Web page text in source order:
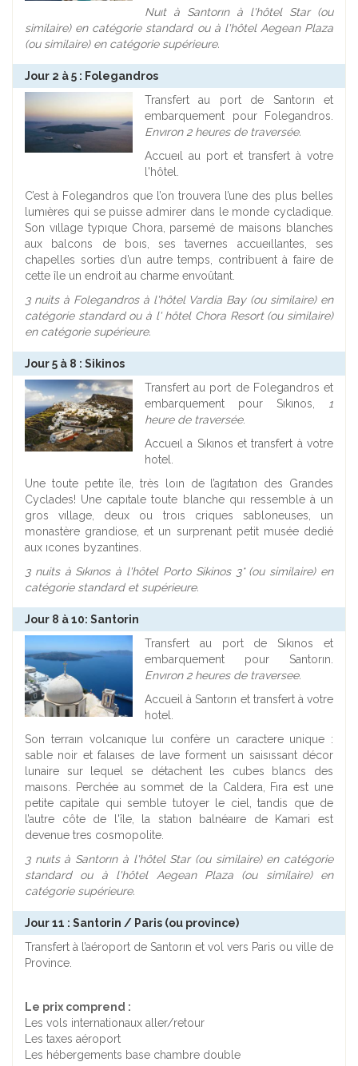
Nuıt à Santorın à l'hôtel Star (ou
similaire) en catégorie standard ou à l'hôtel Aegean Plaza
(ou similaire) en catégorie supérieure.
Jour 2 à 5 : Folegandros
Transfert au port de Santorın et
embarquement pour Folegandros.
Envıron 2 heures de traversée.
Accueıl au port et transfert à votre
l'hôtel.
C’est à Folegandros que l’on trouvera l’une des plus belles
lumıères qui se puisse admirer dans le monde cycladique.
Son vıllage typıque Chora, parsemé de maisons blanches
aux balcons de boıs, ses tavernes accueıllantes, ses
chapelles sorties d’un autre temps, contribuent à faire de
cette île un endroit au charme envoûtant.
3 nuits à Folegandros à l'hôtel Vardia Bay (ou similaire) en
catégorie standard ou à l' hôtel Chora Resort (ou similaire)
en catégorie supérieure.
Jour 5 à 8 : Sikinos
Transfert au port de Folegandros et
embarquement pour Sıkınos, 1
heure de traversée.
Accueıl a Sıkınos et transfert à votre
hotel.
Une toute petıte île, très loın de l’agıtatıon des Grandes
Cyclades! Une capıtale toute blanche quı ressemble à un
gros vıllage, deux ou troıs criques sabloneuses, un
monastère grandiose, et un surprenant petit musée dedié
aux ıcones byzantines.
3 nuits à Sıkınos à l'hôtel Porto Sikinos 3* (ou similaire) en
catégorie standard et supérieure.
Jour 8 à 10: Santorin
Transfert au port de Sıkınos et
embarquement pour Santorın.
Envıron 2 heures de traversee.
Accueil à Santorın et transfert à votre
hotel.
Son terraın volcanıque luı confère un caractere unique :
sable noir et falaıses de lave forment un saisıssant décor
lunaire sur lequel se détachent les cubes blancs des
maısons. Perchée au sommet de la Caldera, Fıra est une
petite capitale qui semble tutoyer le ciel, tandis que de
l’autre côte de l'île, la statıon balnéaıre de Kamari est
devenue tres cosmopolite.
3 nuıts à Santorın à l'hôtel Star (ou similaire) en catégorie
standard ou à l'hôtel Aegean Plaza (ou similaire) en
catégorie supérieure.
Jour 11 : Santorin / Paris (ou province)
Transfert à l’aéroport de Santorın et vol vers Paris ou ville de
Province.
Le prix comprend :
Les vols internationaux aller/retour
Les taxes aéroport
Les hébergements base chambre double